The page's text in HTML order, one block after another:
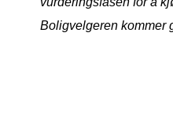
Boligvelgeren kommer